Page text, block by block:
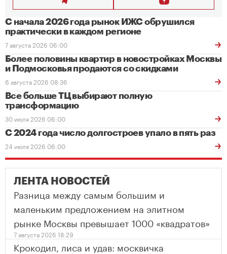
С начала 2026 года рынок ИЖС обрушился
практически в каждом регионе
7 августа 2026 06:00
Более половины квартир в новостройках Москвы
и Подмосковья продаются со скидками
6 августа 2026 08:36
Все больше ТЦ выбирают полную
трансформацию
30 июля 2026 06:00
С 2024 года число долгостроев упало в пять раз
24 июля 2026 06:00
ЛЕНТА НОВОСТЕЙ
Разница между самым большим и
маленьким предложением на элитном
рынке Москвы превышает 1000 «квадратов»
7 августа 2026 18:29
Крокодил, лиса и удав: москвичка